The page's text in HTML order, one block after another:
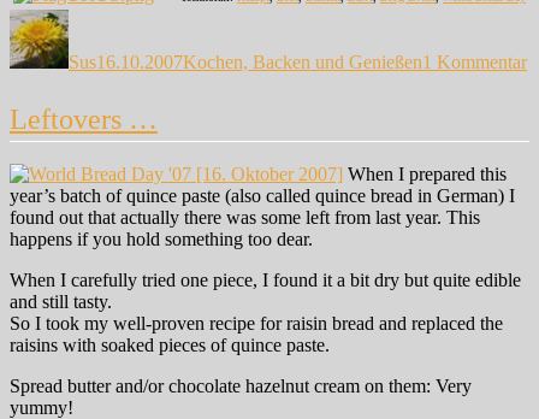
Autor
Sus16.10.2007Kochen, Backen und Genießen1 Kommentar
Leftovers …
When I prepared this
year’s batch of quince paste (also called quince bread in German) I
found out that actually there was some left from last year. This
happens if you hold something too dear.
When I carefully tried one piece, I found it a bit dry but quite edible
and still tasty.
So I took my well-proven recipe for raisin bread and replaced the
raisins with soaked pieces of quince paste.
Spread butter and/or chocolate hazelnut cream on them: Very
yummy!